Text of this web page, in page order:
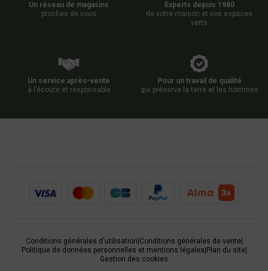
Un réseau de magasins
proches de vous
Experts depuis 1980
de votre maison et vos espaces
verts
Un service après-vente
à l’écoute et responsable
Pour un travail de qualité
qui préserve la terre et les hommes
Conditions générales d'utilisation Conditions générales de vente|
Politique de données personnelles et mentions légales Plan du site|
Gestion des cookies